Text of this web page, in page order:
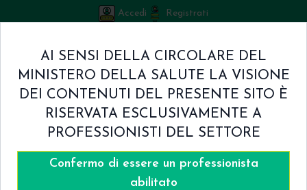
Accedi Registrati
Bicuspid
Home
Shop
Termini & Condizioni
Contatti
Carrello
Catalogo
AI SENSI DELLA CIRCOLARE DEL
MINISTERO DELLA SALUTE LA VISIONE
DEI CONTENUTI DEL PRESENTE SITO È
RISERVATA ESCLUSIVAMENTE A
PROFESSIONISTI DEL SETTORE
Confermo di essere un professionista
abilitato